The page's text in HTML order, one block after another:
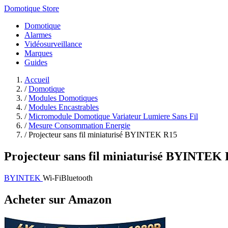
Domotique Store
Domotique
Alarmes
Vidéosurveillance
Marques
Guides
Accueil
/ Domotique
/ Modules Domotiques
/ Modules Encastrables
/ Micromodule Domotique Variateur Lumiere Sans Fil
/ Mesure Consommation Energie
/ Projecteur sans fil miniaturisé BYINTEK R15
Projecteur sans fil miniaturisé BYINTEK
BYINTEK Wi-FiBluetooth
Acheter sur Amazon